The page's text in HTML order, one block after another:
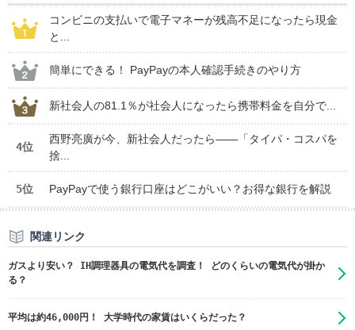
コンビニの支払いで電子マネーが残高不足になったら現金
と...
簡単にできる！ PayPayの本人確認手続きのやり方
新社会人の81.1％が社会人になったら携帯料金を自分で...
4位
西野亮廣が今、新社会人だったら――「タイパ・コスパを
捨...
5位 PayPayで使う銀行口座はどこがいい？お得な銀行を解説
関連リンク
ガスより安い？ IH調理器具の電気代を調査！ どのくらいの電気代が掛か
る？
平均は約46,000円！ 大学時代の家賃はいくらだった？